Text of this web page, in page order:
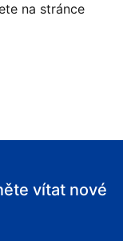
na stránce
vítat nové